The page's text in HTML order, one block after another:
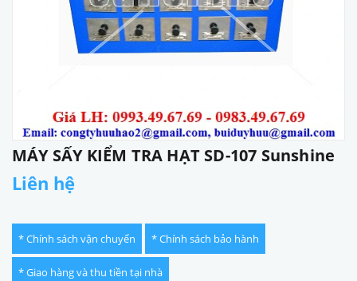
MÁY SẤY KIỂM TRA HẠT SD-107 Sunshine
Liên hệ
* Chính sách vận chuyển * Chính sách bảo hành
* Giao hàng và thu tiền tại nhà